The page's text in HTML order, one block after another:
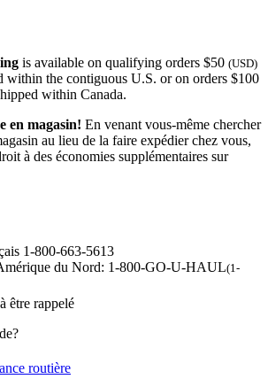
is available on qualifying orders $50 (USD)
within the contiguous U.S. or on orders $100
within Canada.
en magasin! En venant vous-même chercher
au lieu de la faire expédier chez vous,
à des économies supplémentaires sur
1-800-663-5613
du Nord: 1-800-GO-U-HAUL(1-
être rappelé
routière